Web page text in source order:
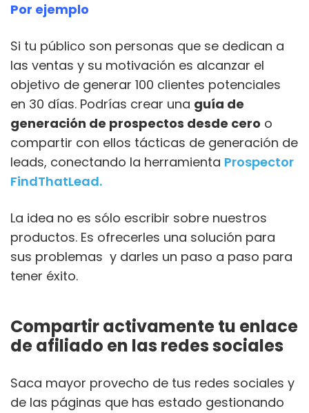
Por ejemplo
Si tu público son personas que se dedican a
las ventas y su motivación es alcanzar el
objetivo de generar 100 clientes potenciales
en 30 días. Podrías crear una guía de
generación de prospectos desde cero o
compartir con ellos tácticas de generación de
leads, conectando la herramienta Prospector
FindThatLead.
La idea no es sólo escribir sobre nuestros
productos. Es ofrecerles una solución para
sus problemas y darles un paso a paso para
tener éxito.
Compartir activamente tu enlace
de afiliado en las redes sociales
Saca mayor provecho de tus redes sociales y
de las páginas que has estado gestionando